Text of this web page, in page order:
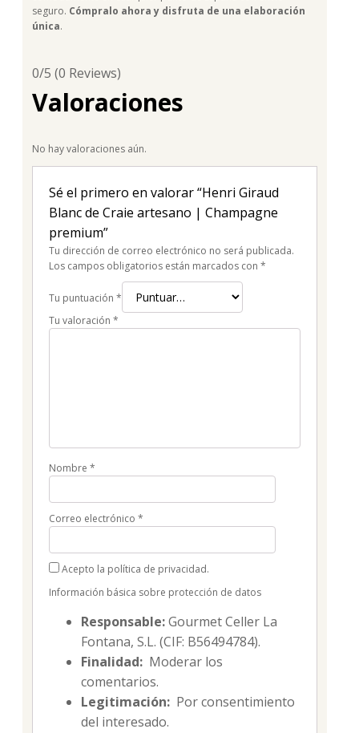
seguro. Cómpralo ahora y disfruta de una elaboración
única.
0/5 (0 Reviews)
Valoraciones
No hay valoraciones aún.
Sé el primero en valorar “Henri Giraud
Blanc de Craie artesano | Champagne
premium”
Tu dirección de correo electrónico no será publicada.
Los campos obligatorios están marcados con *
Tu puntuación *
Tu valoración *
Nombre *
Correo electrónico *
Acepto la política de privacidad.
Información básica sobre protección de datos
Responsable:Gourmet Celler La
Fontana, S.L. (CIF: B56494784).
Finalidad: Moderar los
comentarios.
Legitimación: Por consentimiento
del interesado.